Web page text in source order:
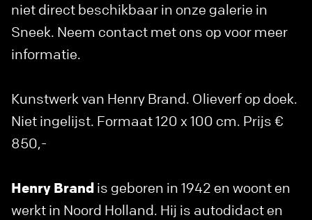
niet direct beschikbaar in onze galerie in
Sneek. Neem contact met ons op voor meer
informatie.
Kunstwerk van Henry Brand. Olieverf op doek.
Niet ingelijst. Formaat 120 x 100 cm. Prijs €
850,-
Henry Brand is geboren in 1942 en woont en
werkt in Noord Holland. Hij is autodidact en